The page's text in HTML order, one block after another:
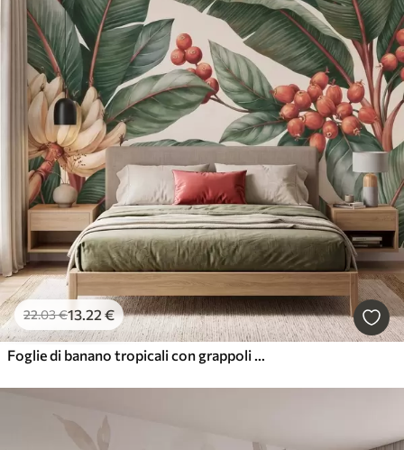
22.03€13.22 €
Foglie di banano tropicali con grappoli di bacche di caffè rosse, in stile acquerello